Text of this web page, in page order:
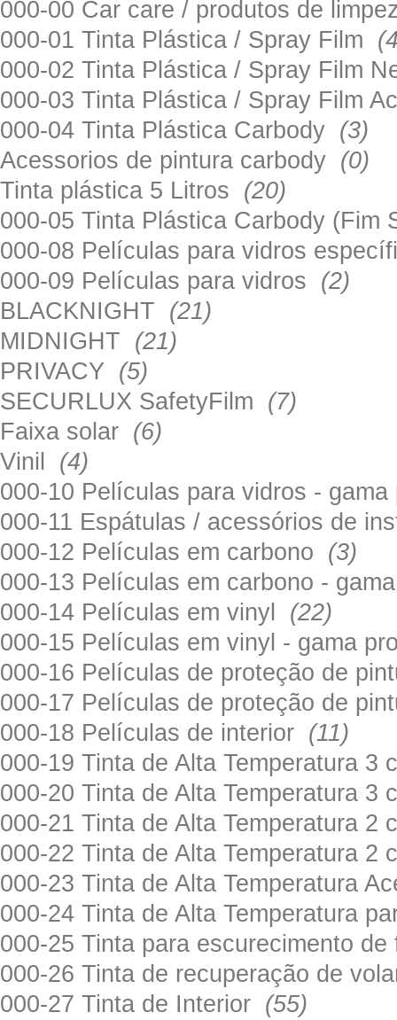
000-00 Car care / produtos de
000-01 Tinta Plástica / Spray Film
000-02 Tinta Plástica / Spray Film
000-03 Tinta Plástica / Spray Film
000-04 Tinta Plástica Carbody (3)
Acessorios de pintura carbody (0)
Tinta plástica 5 Litros (20)
000-05 Tinta Plástica Carbody
000-08 Películas para vidros
000-09 Películas para vidros (2)
BLACKNIGHT (21)
MIDNIGHT (21)
PRIVACY (5)
SECURLUX SafetyFilm (7)
Faixa solar (6)
Vinil (4)
000-10 Películas para vidros -
000-11 Espátulas / acessórios de
000-12 Películas em carbono (3)
000-13 Películas em carbono -
000-14 Películas em vinyl (22)
000-15 Películas em vinyl - gama
000-16 Películas de proteção de
000-17 Películas de proteção de
000-18 Películas de interior (11)
000-19 Tinta de Alta Temperatura
000-20 Tinta de Alta Temperatura
000-21 Tinta de Alta Temperatura
000-22 Tinta de Alta Temperatura
000-23 Tinta de Alta Temperatura
000-24 Tinta de Alta Temperatura
000-25 Tinta para escurecimento
000-26 Tinta de recuperação de
000-27 Tinta de Interior (55)